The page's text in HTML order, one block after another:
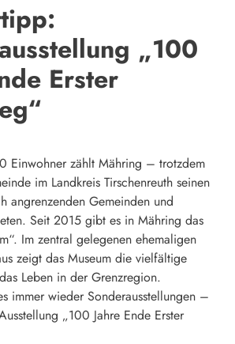
„100
Erster
Einwohner zählt Mähring – trotzdem
im Landkreis Tirschenreuth seinen
angrenzenden Gemeinden und
Seit 2015 gibt es in Mähring das
Im zentral gelegenen ehemaligen
zeigt das Museum die vielfältige
Leben in der Grenzregion.
immer wieder Sonderausstellungen –
„100 Jahre Ende Erster